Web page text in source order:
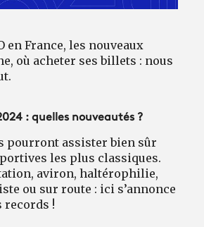
en France, les nouveaux
où acheter ses billets : nous
: quelles nouveautés ?
pourront assister bien sûr
les plus classiques.
aviron, haltérophilie,
ou sur route : ici s’annonce
records !